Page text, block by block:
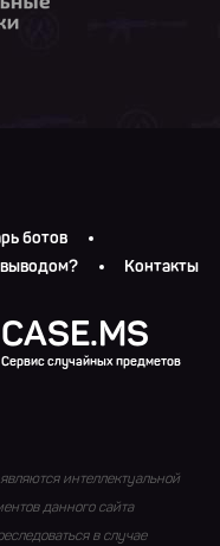
ботов
Контакты
CASE.MS
Сервис случайных предметов
интеллектуальной
данного сайта
в случае